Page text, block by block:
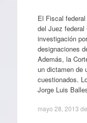
El Fiscal
del Juez
investigación
designaciones
Además, la
un dictamen de
cuestionados.
Jorge Luis
mayo 28, 2013 de